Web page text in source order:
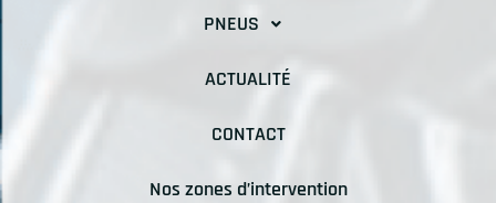
PNEUS
ACTUALITÉ
CONTACT
Nos zones d’intervention